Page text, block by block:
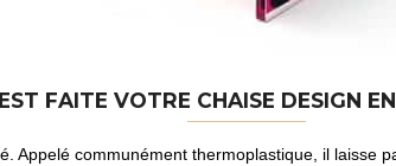
FAITE VOTRE CHAISE DESIGN
Appelé communément thermoplastique, il laisse